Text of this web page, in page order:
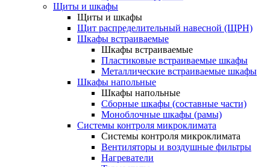
Щиты и шкафы
Щиты и шкафы
Щит распределительный навесной (ЩРН)
Шкафы встраиваемые
Шкафы встраиваемые
Пластиковые встраиваемые шкафы
Металлические встраиваемые шкафы
Шкафы напольные
Шкафы напольные
Сборные шкафы (составные части)
Моноблочные шкафы (рамы)
Системы контроля микроклимата
Системы контроля микроклимата
Вентиляторы и воздушные фильтры
Нагреватели